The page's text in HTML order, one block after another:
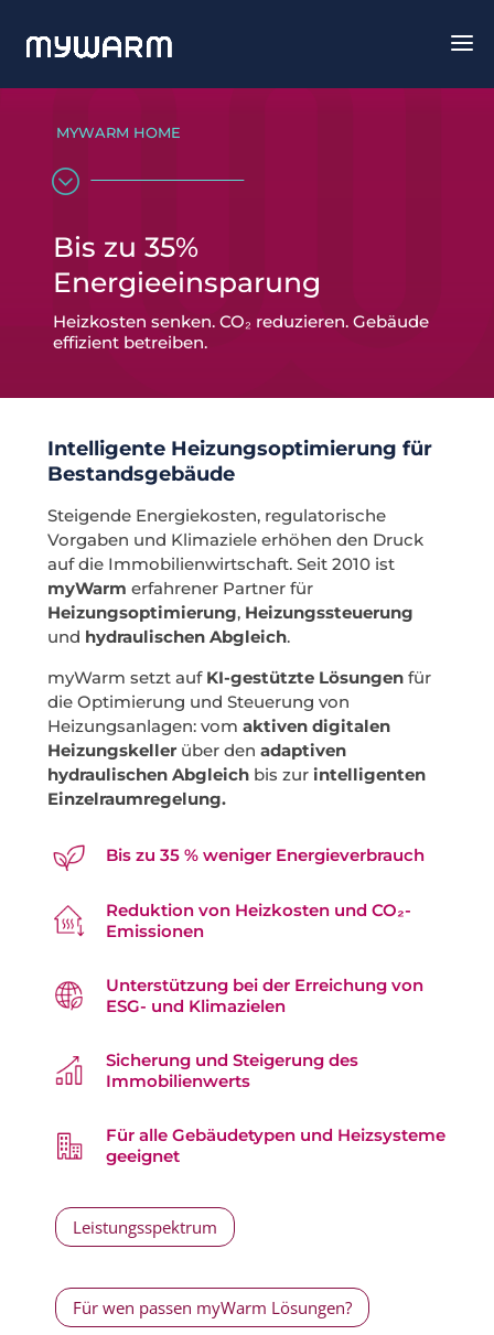
MYWARM HOME
;
Bis zu 35%
Energieeinsparung
Heizkosten senken. CO₂ reduzieren. Gebäude
effizient betreiben.
Intelligente Heizungsoptimierung für
Bestandsgebäude
Steigende Energiekosten, regulatorische
Vorgaben und Klimaziele erhöhen den Druck
auf die Immobilienwirtschaft. Seit 2010 ist
myWarm erfahrener Partner für
Heizungsoptimierung, Heizungssteuerung
und hydraulischen Abgleich.
myWarm setzt auf KI-gestützte Lösungen für
die Optimierung und Steuerung von
Heizungsanlagen: vomaktiven digitalen
Heizungskeller über denadaptiven
hydraulischen Abgleich bis zurintelligenten
Einzelraumregelung.
Bis zu 35 % weniger Energieverbrauch
Reduktion von Heizkosten und CO₂-
Emissionen
Unterstützung bei der Erreichung von
ESG- und Klimazielen
Sicherung und Steigerung des
Immobilienwerts
Für alle Gebäudetypen und Heizsysteme
geeignet
Leistungsspektrum
Für wen passen myWarm Lösungen?